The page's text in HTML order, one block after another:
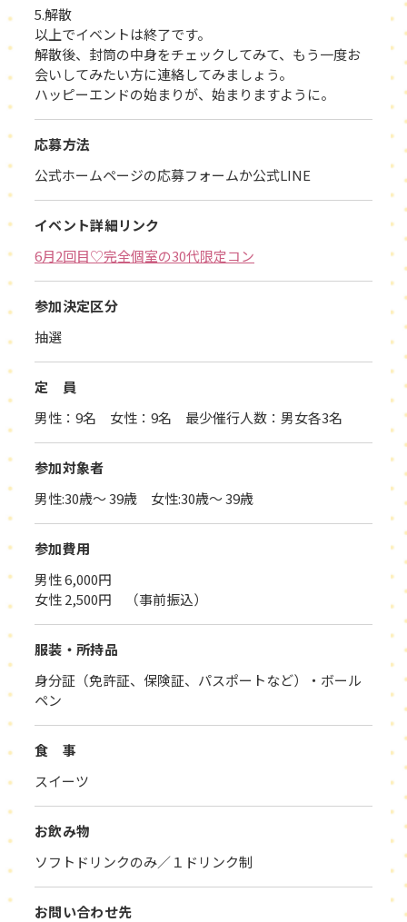
5.解散
以上でイベントは終了です。
解散後、封筒の中身をチェックしてみて、もう一度お
会いしてみたい方に連絡してみましょう。
ハッピーエンドの始まりが、始まりますように。
応募方法
公式ホームページの応募フォームか公式LINE
イベント詳細リンク
6月2回目♡完全個室の30代限定コン
参加決定区分
抽選
定 員
男性：9名 女性：9名 最少催行人数：男女各3名
参加対象者
男性:30歳～ 39歳 女性:30歳～ 39歳
参加費用
男性 6,000円
女性 2,500円 （事前振込）
服装・所持品
身分証（免許証、保険証、パスポートなど）・ボール
ペン
食 事
スイーツ
お飲み物
ソフトドリンクのみ／１ドリンク制
お問い合わせ先